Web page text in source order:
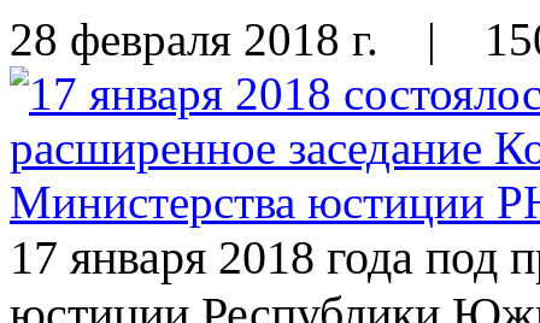
28 февраля 2018 г. |
17 января 2018 года под